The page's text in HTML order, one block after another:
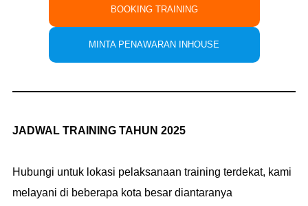
BOOKING TRAINING
MINTA PENAWARAN INHOUSE
JADWAL TRAINING TAHUN 2025
Hubungi untuk lokasi pelaksanaan training terdekat, kami
melayani di beberapa kota besar diantaranya